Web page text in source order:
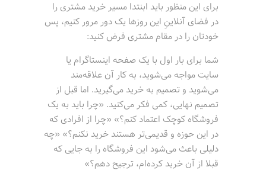
برای این منظور باید ابنتدا مسیر خرید مشتری را
در فضای آنلاینِ این روزها یک دور مرور کنیم، پس
خودتان را در مقام مشتری فرض کنید:
شما برای بار اول با یک صفحه اینستاگرام یا
سایت مواجه می‌شوید، به کار آن علاقه‌مند
می‌شوید و تصمیم به خرید می‌گیرید. اما قبل از
تصمیم نهایی، کمی فکر می‌کنید. «چرا باید به یک
فروشگاه کوچک اعتماد کنم؟» «چرا از افرادی که
در این حوزه و قدیمی‌تر هستند خرید نکنم؟» «چه
دلیلی باعث می‌شود این فروشگاه را به جایی که
قبلا از آن خرید کرده‌ام، ترجیح دهم؟»